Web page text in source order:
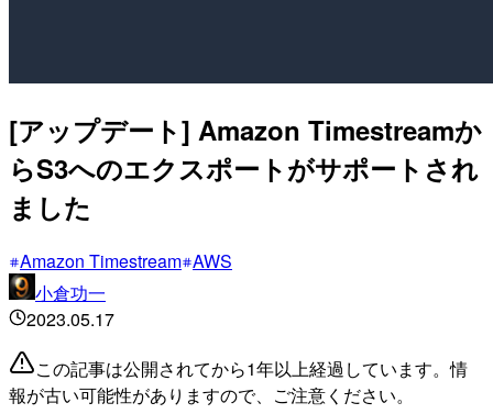
[アップデート] Amazon Timestreamか
らS3へのエクスポートがサポートされ
ました
Amazon Timestream AWS
小倉功一
2023.05.17
この記事は公開されてから1年以上経過しています。情
報が古い可能性がありますので、ご注意ください。